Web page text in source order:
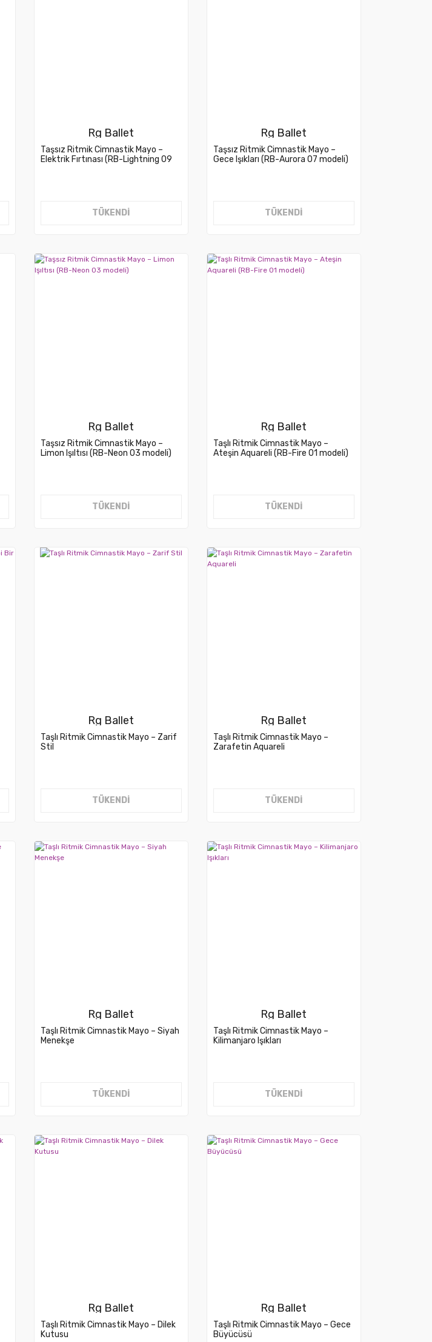
Rg Ballet
Taşsız Ritmik Cimnastik Mayo –
Elektrik Fırtınası (RB-Lightning 09
TÜKENDİ
Rg Ballet
Taşsız Ritmik Cimnastik Mayo –
Gece Işıkları (RB-Aurora 07 modeli)
TÜKENDİ
Rg Ballet
Taşsız Ritmik Cimnastik Mayo –
Limon Işıltısı (RB-Neon 03 modeli)
TÜKENDİ
Rg Ballet
Taşlı Ritmik Cimnastik Mayo –
Ateşin Aquareli (RB-Fire 01 modeli)
TÜKENDİ
Rg Ballet
Taşlı Ritmik Cimnastik Mayo – Zarif
Stil
TÜKENDİ
Rg Ballet
Taşlı Ritmik Cimnastik Mayo –
Zarafetin Aquareli
TÜKENDİ
Rg Ballet
Taşlı Ritmik Cimnastik Mayo – Siyah
Menekşe
TÜKENDİ
Rg Ballet
Taşlı Ritmik Cimnastik Mayo –
Kilimanjaro Işıkları
TÜKENDİ
Rg Ballet
Taşlı Ritmik Cimnastik Mayo – Dilek
Kutusu
Rg Ballet
Taşlı Ritmik Cimnastik Mayo – Gece
Büyücüsü